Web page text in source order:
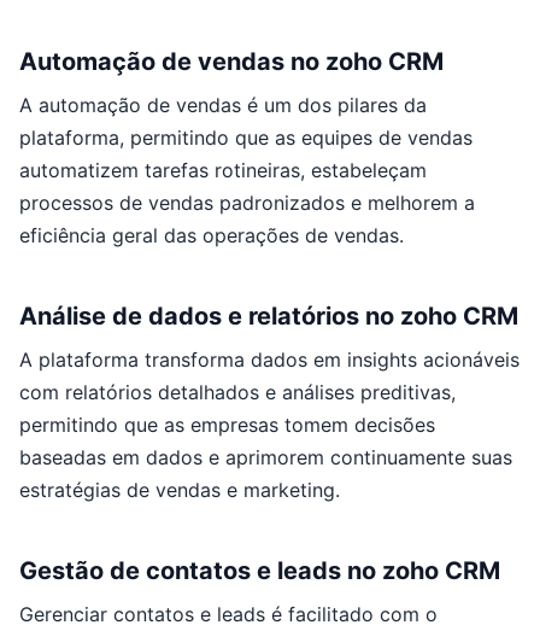
Automação de vendas no zoho CRM
A automação de vendas é um dos pilares da
plataforma, permitindo que as equipes de vendas
automatizem tarefas rotineiras, estabeleçam
processos de vendas padronizados e melhorem a
eficiência geral das operações de vendas.
Análise de dados e relatórios no zoho CRM
A plataforma transforma dados em insights acionáveis
com relatórios detalhados e análises preditivas,
permitindo que as empresas tomem decisões
baseadas em dados e aprimorem continuamente suas
estratégias de vendas e marketing.
Gestão de contatos e leads no zoho CRM
Gerenciar contatos e leads é facilitado com o